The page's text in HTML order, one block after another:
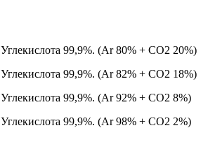
99,9%. (Ar 80% + CO2 20%)
99,9%. (Ar 82% + CO2 18%)
99,9%. (Ar 92% + CO2 8%)
99,9%. (Ar 98% + CO2 2%)